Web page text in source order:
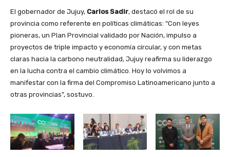
El gobernador de Jujuy, Carlos Sadir, destacó el rol de su
provincia como referente en políticas climáticas: “Con leyes
pioneras, un Plan Provincial validado por Nación, impulso a
proyectos de triple impacto y economía circular, y con metas
claras hacia la carbono neutralidad, Jujuy reafirma su liderazgo
en la lucha contra el cambio climático. Hoy lo volvimos a
manifestar con la firma del Compromiso Latinoamericano junto a
otras provincias”, sostuvo.